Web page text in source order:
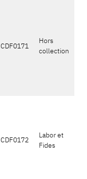
CDF0171
Hors
collection
CDF0172
Labor et
Fides